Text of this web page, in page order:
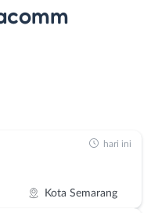
Kota Semarang
hari ini